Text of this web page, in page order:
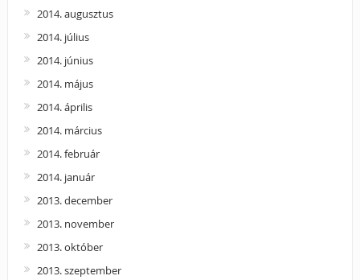
2014. augusztus
2014. július
2014. június
2014. május
2014. április
2014. március
2014. február
2014. január
2013. december
2013. november
2013. október
2013. szeptember